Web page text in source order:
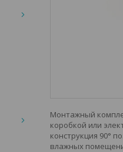
Монтажный
коробкой или
конструкция 90°
влажных